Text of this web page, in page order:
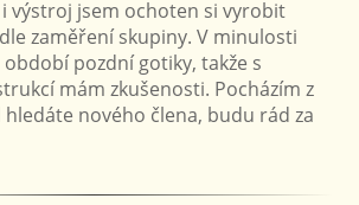
výstroj jsem ochoten si vyrobit
zaměření skupiny. V minulosti
pozdní gotiky, takže s
mám zkušenosti. Pocházím z
hledáte nového člena, budu rád za